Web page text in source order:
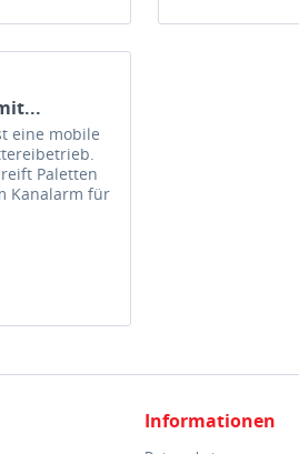
eine mobile
Paletten
Kanalarm für
Informationen